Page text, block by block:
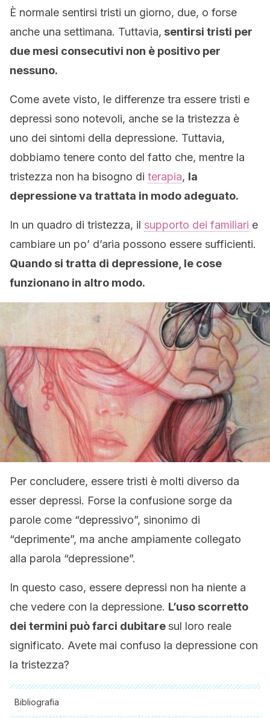
È normale sentirsi tristi un giorno, due, o forse
anche una settimana. Tuttavia, sentirsi tristi per
due mesi consecutivi non è positivo per
nessuno.
Come avete visto, le differenze tra essere tristi e
depressi sono notevoli, anche se la tristezza è
uno dei sintomi della depressione. Tuttavia,
dobbiamo tenere conto del fatto che, mentre la
tristezza non ha bisogno di terapia, la
depressione va trattata in modo adeguato.
In un quadro di tristezza, il supporto dei familiari e
cambiare un po’ d’aria possono essere sufficienti.
Quando si tratta di depressione, le cose
funzionano in altro modo.
Per concludere, essere tristi è molti diverso da
esser depressi. Forse la confusione sorge da
parole come “depressivo”, sinonimo di
“deprimente”, ma anche ampiamente collegato
alla parola “depressione”.
In questo caso, essere depressi non ha niente a
che vedere con la depressione. L’uso scorretto
dei termini può farci dubitaresul loro reale
significato. Avete mai confuso la depressione con
la tristezza?
Bibliografia